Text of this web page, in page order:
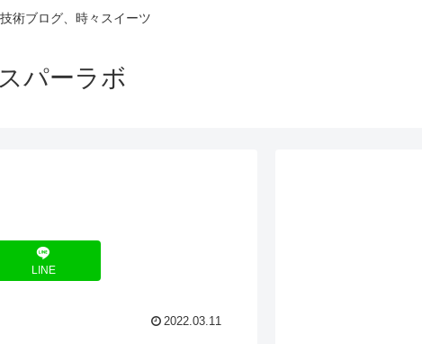
術ブログ、時々スイーツ
パーラボ
LINE
2022.03.11